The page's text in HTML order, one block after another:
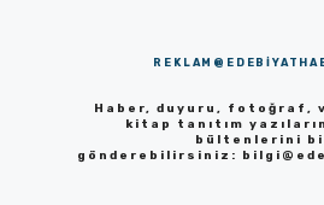
Haber, duyuru, fotoğraf,
kitap tanıtım
bültenlerini
gönderebilirsiniz: